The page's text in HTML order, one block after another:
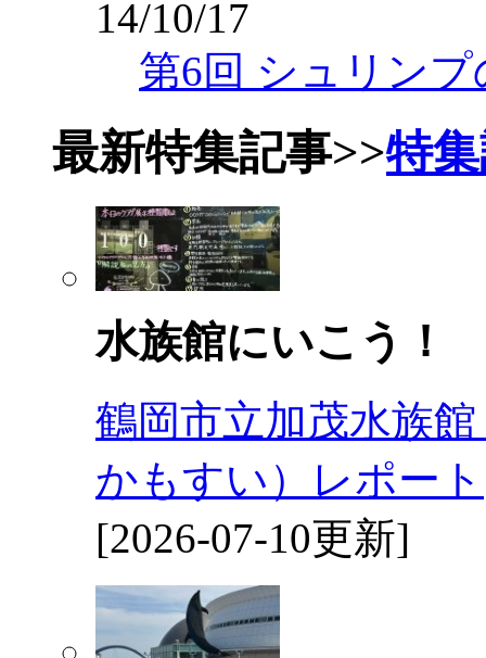
14/10/17
第6回 シュリンプ
最新特集記事>>特
水族館にいこう！
鶴岡市立加茂水族
かもすい）レポート
[2026-07-10更新]